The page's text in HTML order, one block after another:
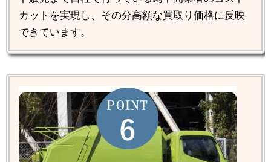
カットを実現し、その分高額な買取り価格に反映
できています。